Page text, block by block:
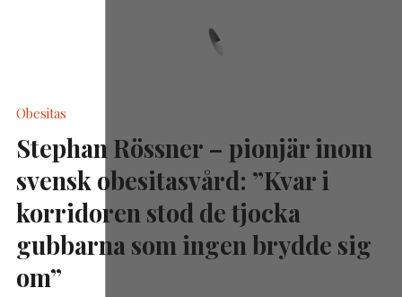
Obesitas
Stephan Rössner – pionjär inom
svensk obesitasvård: ”Kvar i
korridoren stod de tjocka
gubbarna som ingen brydde sig
om”